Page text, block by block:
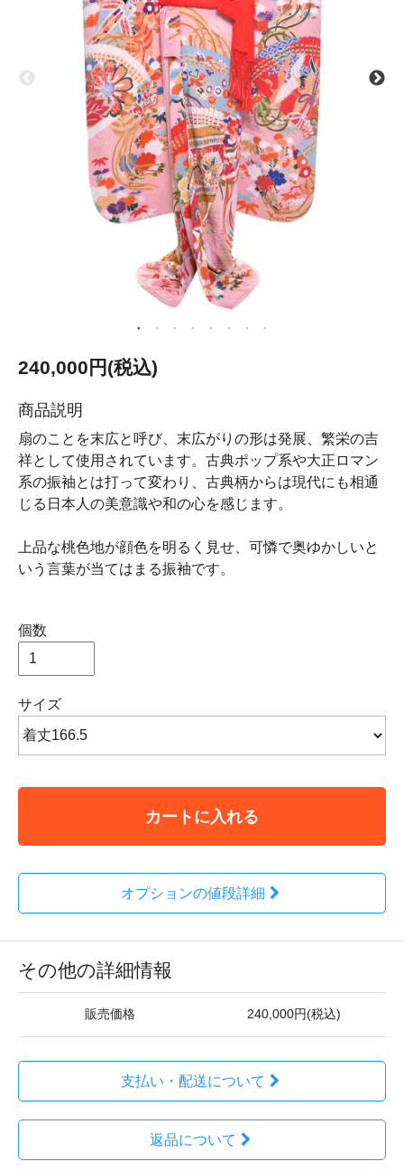
240,000円(税込)
商品説明
扇のことを末広と呼び、末広がりの形は発展、繁栄の吉
祥として使用されています。古典ポップ系や大正ロマン
系の振袖とは打って変わり、古典柄からは現代にも相通
じる日本人の美意識や和の心を感じます。
上品な桃色地が顔色を明るく見せ、可憐で奥ゆかしいと
いう言葉が当てはまる振袖です。
個数
サイズ
カートに入れる
オプションの値段詳細
その他の詳細情報
販売価格 240,000円(税込)
支払い・配送について
返品について